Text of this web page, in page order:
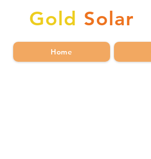
Gold Solar
Home